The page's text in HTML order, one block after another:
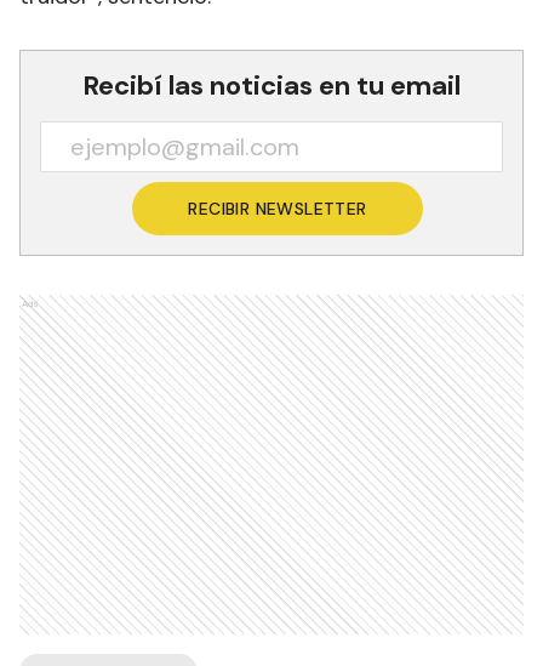
Recibí las noticias en tu email
RECIBIR NEWSLETTER
Ads